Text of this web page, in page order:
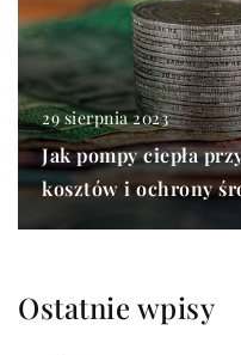
29 sierpnia 2023
Jak pompy ciepła
kosztów i ochrony
Ostatnie wpisy